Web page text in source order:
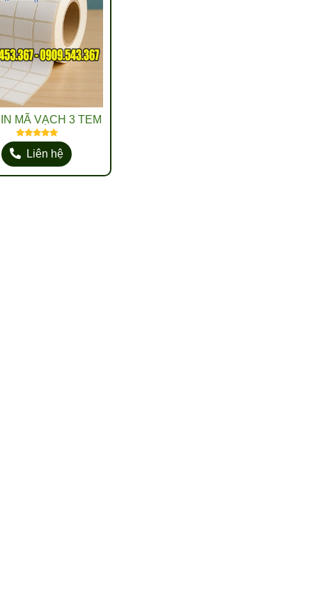
MÃ VẠCH 3 TEM
Liên hệ